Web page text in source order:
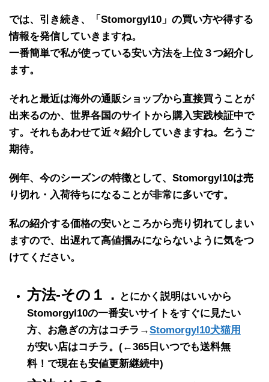
では、引き続き、「 Stomorgyl10 」の買い方や得する
情報を発信していきますね。
一番簡単で私が使っている安い方法を上位３つ紹介し
ます。
それと最近は海外の通販ショップから直接買うことが
出来るのか、世界各国のサイトから購入実践検証中で
す。それもあわせて近々紹介していきますね。乞うご
期待。
例年、 今のシーズンの特徴として、 Stomorgyl10は売
り切れ・入荷待ちになることが非常に多いです。
私の紹介する価格の安いところから売り切れてしまい
ますので、出遅れて高値掴みにならないように気をつ
けてください。
方法-その１．
とにかく説明はいいから
Stomorgyl10の一番安いサイトをすぐに見たい
方、お急ぎの方はコチラ→Stomorgyl10犬猫用
が安い店はコチラ。 (←365日いつでも送料無
料！で現在も安値更新継続中)